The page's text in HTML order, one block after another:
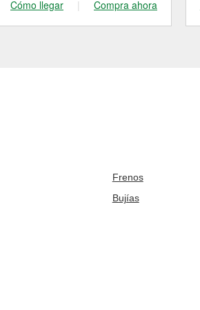
Cómo llegar | Compra ahora
Frenos
Bujías